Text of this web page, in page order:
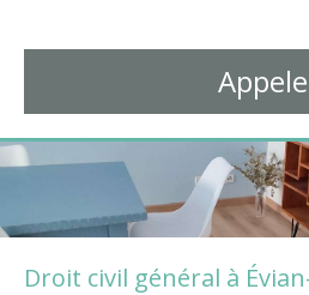
Droit civil général à